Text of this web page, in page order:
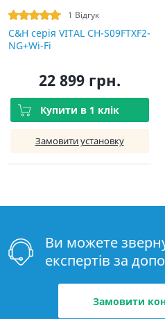
1 Відгук
C&H cерія VITAL CH-S09FTXF2-
NG+Wi-Fi
22 899 грн.
Купити в 1 клік
Замовити установку
Ви можете
експертів за
Замовити